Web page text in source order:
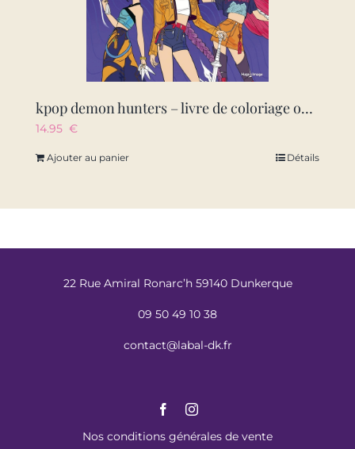
kpop demon hunters – livre de coloriage officiel deluxe
14.95 €
Ajouter au panier Détails
22 Rue Amiral Ronarc’h 59140 Dunkerque
09 50 49 10 38
contact@labal-dk.fr
Nos conditions générales de vente